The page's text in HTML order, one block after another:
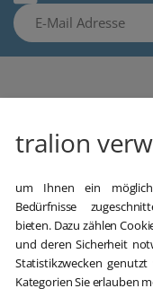
E-Mail Adresse
Aber sicher!
oemhandel24 UG
Klaus-Kordel-Straße 4
54296 Trier
tralion
um Ihnen ein
Bedürfnisse
bieten. Dazu zählen
und deren Sicherheit
Statistikzwecken
Kategorien Sie erlauben